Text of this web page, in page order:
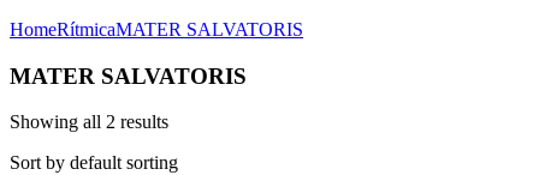
HomeRítmicaMATER SALVATORIS
MATER SALVATORIS
Showing all 2 results
Sort by default sorting